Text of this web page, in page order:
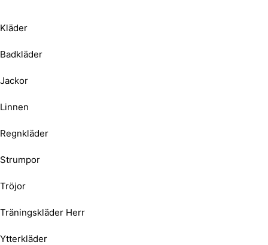
Kläder
Badkläder
Jackor
Linnen
Regnkläder
Strumpor
Tröjor
Träningskläder Herr
Ytterkläder